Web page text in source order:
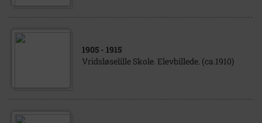
1905 - 1915
Vridsløselille Skole. Elevbillede. (ca.1910)